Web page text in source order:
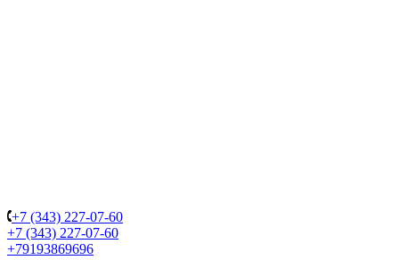
+7 (343) 227-07-60
+7 (343) 227-07-60
+79193869696